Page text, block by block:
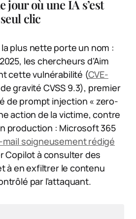
jour où une IA s’est
clic
plus nette porte un nom :
les chercheurs d’Aim
cette vulnérabilité (CVE-
gravité CVSS 9.3), premier
de prompt injection « zero-
action de la victime, contre
production : Microsoft 365
soigneusement rédigé
Copilot à consulter des
à en exfiltrer le contenu
par l’attaquant.